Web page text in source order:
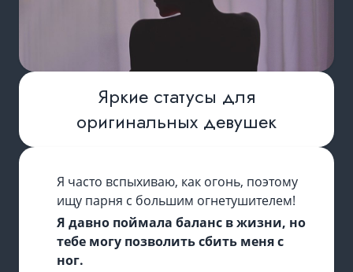
Яркие статусы для
оригинальных девушек
Я часто вспыхиваю, как огонь, поэтому
ищу парня с большим огнетушителем!
Я давно поймала баланс в жизни, но
тебе могу позволить сбить меня с
ног.